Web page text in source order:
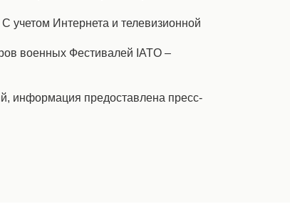
учетом Интернета и телевизионной
военных Фестивалей IATO –
информация предоставлена пресс-